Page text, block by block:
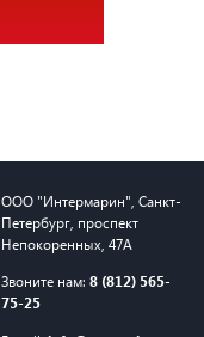
ООО "Интермарин" Санкт-
Петербург, проспект
Непокоренных, 47А
Звоните нам: 8 (812) 565-
75-25